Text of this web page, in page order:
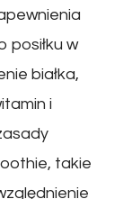
posiłku w
białka,
i
takie